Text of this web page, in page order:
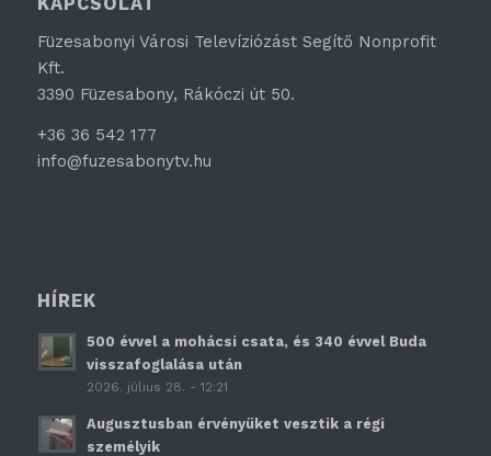
KAPCSOLAT
Füzesabonyi Városi Televíziózást Segítő Nonprofit
Kft.
3390 Füzesabony, Rákóczi út 50.
+36 36 542 177
info@fuzesabonytv.hu
HÍREK
500 évvel a mohácsi csata, és 340 évvel Buda
visszafoglalása után
2026. július 28. - 12:21
Augusztusban érvényüket vesztik a régi
személyik